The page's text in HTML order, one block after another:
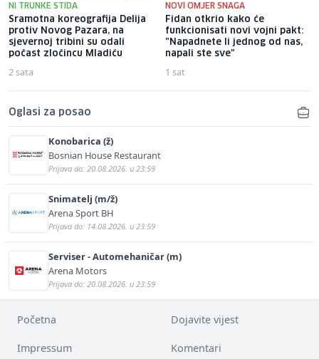
NI TRUNKE STIDA
Sramotna koreografija Delija
protiv Novog Pazara, na
sjevernoj tribini su odali
počast zločincu Mladiću
2 sata
NOVI OMJER SNAGA
Fidan otkrio kako će
funkcionisati novi vojni pakt:
"Napadnete li jednog od nas,
napali ste sve"
1 sat
Oglasi za posao
Konobarica (ž)
Bosnian House Restaurant
Prijava do: 20.08.2026. u 23:59
Snimatelj (m/ž)
Arena Sport BH
Prijava do: 14.08.2026. u 23:59
Serviser - Automehaničar (m)
Arena Motors
Prijava do: 20.08.2026. u 23:59
Početna Dojavite vijest
Impressum Komentari